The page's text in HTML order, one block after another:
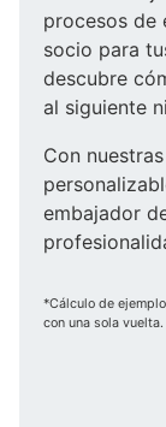
procesos de
socio para
descubre
al siguiente
Con
embajador
*Cálculo de
con una sola vuelta.